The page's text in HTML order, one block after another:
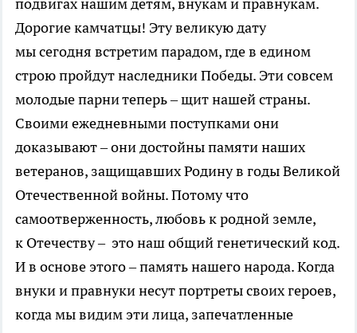
Дорогие камчатцы! Эту великую дату
мы сегодня встретим парадом, где в едином
строю пройдут наследники Победы. Эти совсем
молодые парни теперь – щит нашей страны.
Своими ежедневными поступками они
доказывают – они достойны памяти наших
ветеранов, защищавших Родину в годы Великой
Отечественной войны. Потому что
самоотверженность, любовь к родной земле,
к Отечеству – это наш общий генетический код.
И в основе этого – память нашего народа. Когда
внуки и правнуки несут портреты своих героев,
когда мы видим эти лица, запечатленные